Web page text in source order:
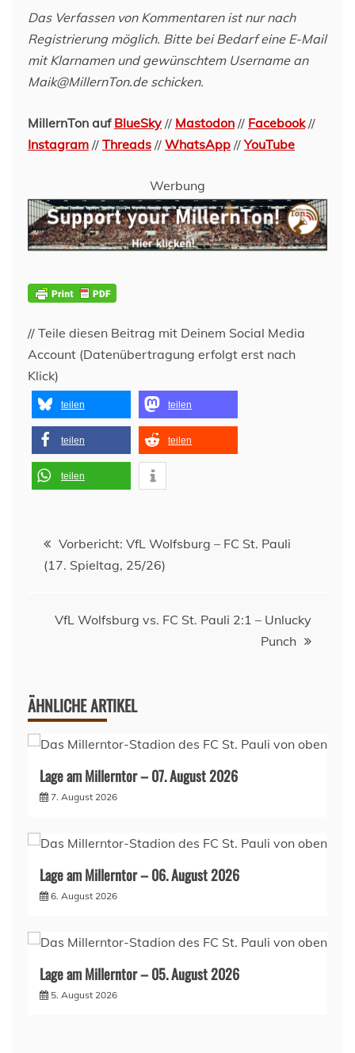
Das Verfassen von Kommentaren ist nur nach
Registrierung möglich. Bitte bei Bedarf eine E-Mail
mit Klarnamen und gewünschtem Username an
Maik@MillernTon.de schicken.
MillernTon auf BlueSky // Mastodon // Facebook//
Instagram // Threads // WhatsApp //YouTube
Werbung
// Teile diesen Beitrag mit Deinem Social Media
Account (Datenübertragung erfolgt erst nach
Klick)
teilen teilen
teilen teilen
teilen
Beitragsnavigation
Vorbericht: VfL Wolfsburg – FC St. Pauli
(17. Spieltag, 25/26)
VfL Wolfsburg vs. FC St. Pauli 2:1 – Unlucky
Punch
ÄHNLICHE ARTIKEL
Lage am Millerntor – 07. August 2026
7. August 2026
Lage am Millerntor – 06. August 2026
6. August 2026
Lage am Millerntor – 05. August 2026
5. August 2026